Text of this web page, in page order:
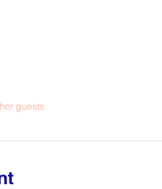
guests